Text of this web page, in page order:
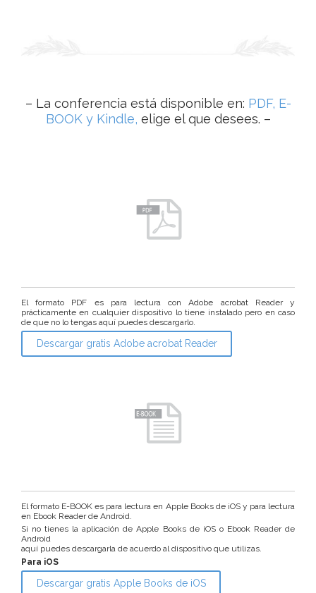
– La conferencia está disponible en: PDF, E-
BOOK y Kindle, elige el que desees. –
El formato PDF es para lectura con Adobe acrobat Reader y
prácticamente en cualquier dispositivo lo tiene instalado pero en caso
de que no lo tengas aquí puedes descargarlo.
Descargar gratis Adobe acrobat Reader
El formato E-BOOK es para lectura en Apple Books de iOS y para lectura
en Ebook Reader de Android.
Si no tienes la aplicación de Apple Books de iOS o Ebook Reader de
Android
aquí puedes descargarla de acuerdo al dispositivo que utilizas.
Para iOS
Descargar gratis Apple Books de iOS